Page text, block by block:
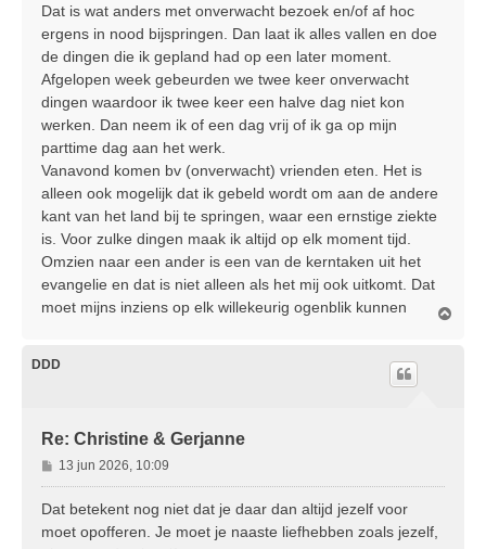
Dat is wat anders met onverwacht bezoek en/of af hoc
ergens in nood bijspringen. Dan laat ik alles vallen en doe
de dingen die ik gepland had op een later moment.
Afgelopen week gebeurden we twee keer onverwacht
dingen waardoor ik twee keer een halve dag niet kon
werken. Dan neem ik of een dag vrij of ik ga op mijn
parttime dag aan het werk.
Vanavond komen bv (onverwacht) vrienden eten. Het is
alleen ook mogelijk dat ik gebeld wordt om aan de andere
kant van het land bij te springen, waar een ernstige ziekte
is. Voor zulke dingen maak ik altijd op elk moment tijd.
Omzien naar een ander is een van de kerntaken uit het
evangelie en dat is niet alleen als het mij ook uitkomt. Dat
moet mijns inziens op elk willekeurig ogenblik kunnen
DDD
Re: Christine & Gerjanne
B
e
c
13 jun 2026, 10:09
Dat betekent nog niet dat je daar dan altijd jezelf voor
moet opofferen. Je moet je naaste liefhebben zoals jezelf,